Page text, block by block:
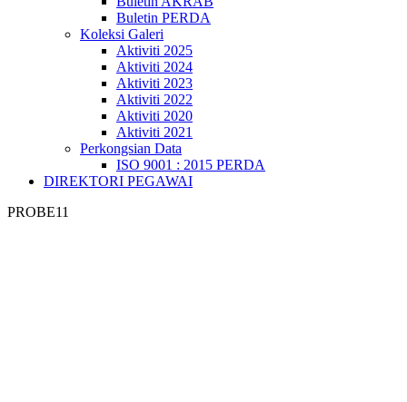
Buletin PERDA
Koleksi Galeri
Aktiviti 2025
Aktiviti 2024
Aktiviti 2023
Aktiviti 2022
Aktiviti 2020
Aktiviti 2021
Perkongsian Data
ISO 9001 : 2015 PERDA
DIREKTORI PEGAWAI